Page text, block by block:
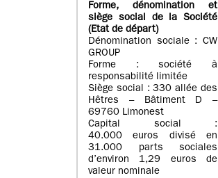
Forme, dénomination et
siège social de la Société
(Etatde départ)
Dénomination sociale : CW
GROUP
Forme : société à
responsabilité limitée
Siège social : 330 allée des
Hêtres – Bâtiment D –
69760 Limonest
Capital social :
40.000 euros divisé en
31.000 parts sociales
d’environ 1,29 euros de
valeur nominale